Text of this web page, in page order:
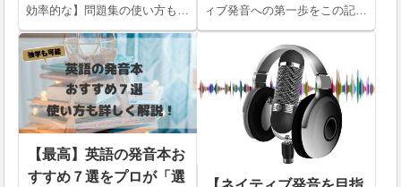
効率的な】問題集の使い方も解
説しています。
ィブ発音への第一歩をこの記事
で踏み出してください。
【最高】英語の発音本お
すすめ７選をプロが「選